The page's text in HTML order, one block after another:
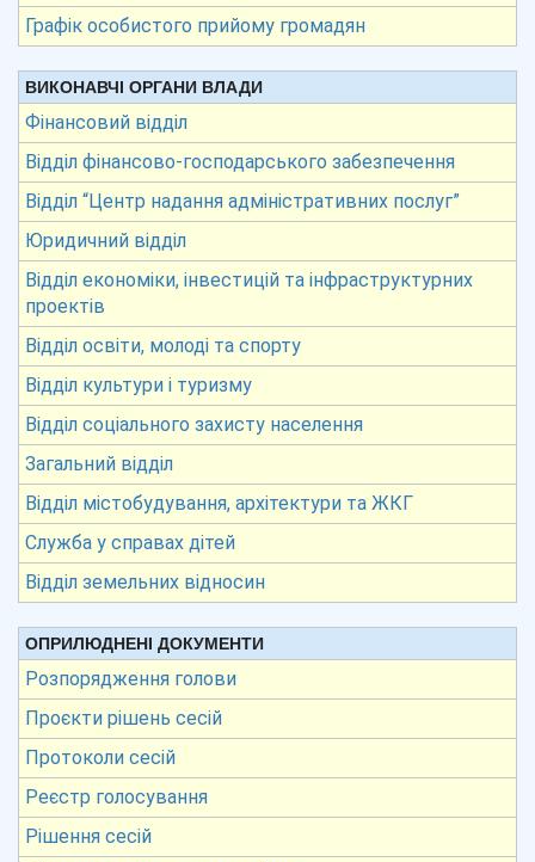
Графік особистого прийому громадян
ВИКОНАВЧІ ОРГАНИ ВЛАДИ
Фінансовий відділ
Відділ фінансово-господарського забезпечення
Відділ “Центр надання адміністративних послуг”
Юридичний відділ
Відділ економіки, інвестицій та інфраструктурних
проектів
Відділ освіти, молоді та спорту
Відділ культури і туризму
Відділ соціального захисту населення
Загальний відділ
Відділ містобудування, архітектури та ЖКГ
Служба у справах дітей
Відділ земельних відносин
ОПРИЛЮДНЕНІ ДОКУМЕНТИ
Розпорядження голови
Проєкти рішень сесій
Протоколи сесій
Реєстр голосування
Рішення сесій